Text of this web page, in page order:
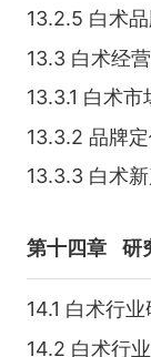
13.2.5 白术
13.3 白术经
13.3.1 白术
13.3.2 品牌
13.3.3 白术
第十四章 研
14.1 白术行
14.2 白术行